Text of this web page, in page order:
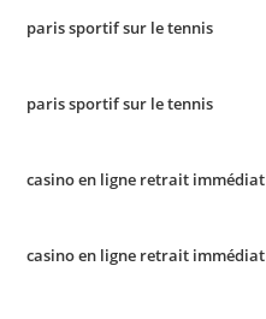
paris sportif sur le tennis
paris sportif sur le tennis
casino en ligne retrait immédiat
casino en ligne retrait immédiat